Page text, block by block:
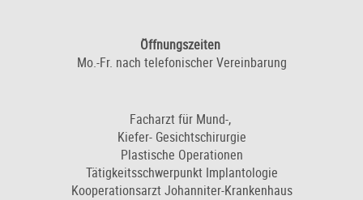
Öffnungszeiten
Mo.-Fr. nach telefonischer Vereinbarung
Facharzt für Mund-,
Kiefer- Gesichtschirurgie
Plastische Operationen
Tätigkeitsschwerpunkt Implantologie
Kooperationsarzt Johanniter-Krankenhaus